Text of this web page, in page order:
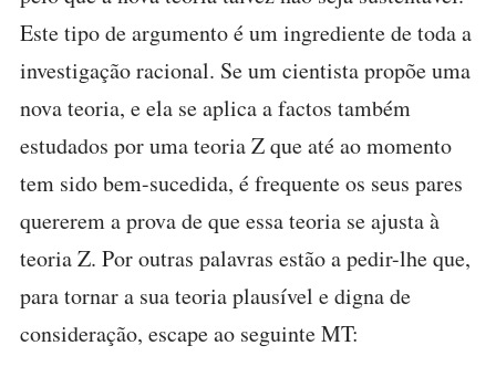
Este tipo de argumento é um ingrediente de toda a
investigação racional. Se um cientista propõe uma
nova teoria, e ela se aplica a factos também
estudados por uma teoria Z que até ao momento
tem sido bem-sucedida, é frequente os seus pares
quererem a prova de que essa teoria se ajusta à
teoria Z. Por outras palavras estão a pedir-lhe que,
para tornar a sua teoria plausível e digna de
consideração, escape ao seguinte MT: